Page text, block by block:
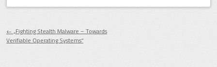
← „Fighting Stealth Malware – Towards
Verifiable Operating Systems“